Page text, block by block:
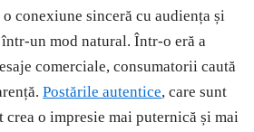
conexiune sinceră cu audiența și
un mod natural. Într-o eră a
comerciale, consumatorii caută
Postările autentice, care sunt
crea o impresie mai puternică și mai